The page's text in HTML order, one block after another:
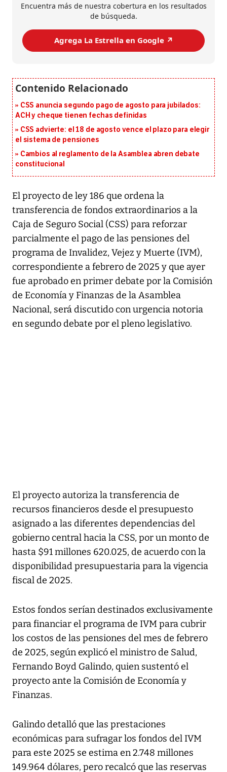
Encuentra más de nuestra cobertura en los resultados
de búsqueda.
Agrega La Estrella en Google ↗️
CSS anuncia segundo pago de agosto para jubilados:
ACH y cheque tienen fechas definidas
CSS advierte: el 18 de agosto vence el plazo para elegir
el sistema de pensiones
Cambios al reglamento de la Asamblea abren debate
constitucional
El proyecto de ley 186 que ordena la
transferencia de fondos extraordinarios a la
Caja de Seguro Social (CSS) para reforzar
parcialmente el pago de las pensiones del
programa de Invalidez, Vejez y Muerte (IVM),
correspondiente a febrero de 2025 y que ayer
fue aprobado en primer debate por la Comisión
de Economía y Finanzas de la Asamblea
Nacional, será discutido con urgencia notoria
en segundo debate por el pleno legislativo.
El proyecto autoriza la transferencia de
recursos financieros desde el presupuesto
asignado a las diferentes dependencias del
gobierno central hacia la CSS, por un monto de
hasta $91 millones 620.025, de acuerdo con la
disponibilidad presupuestaria para la vigencia
fiscal de 2025.
Estos fondos serían destinados exclusivamente
para financiar el programa de IVM para cubrir
los costos de las pensiones del mes de febrero
de 2025, según explicó el ministro de Salud,
Fernando Boyd Galindo, quien sustentó el
proyecto ante la Comisión de Economía y
Finanzas.
Galindo detalló que las prestaciones
económicas para sufragar los fondos del IVM
para este 2025 se estima en 2.748 millones
149.964 dólares, pero recalcó que las reservas